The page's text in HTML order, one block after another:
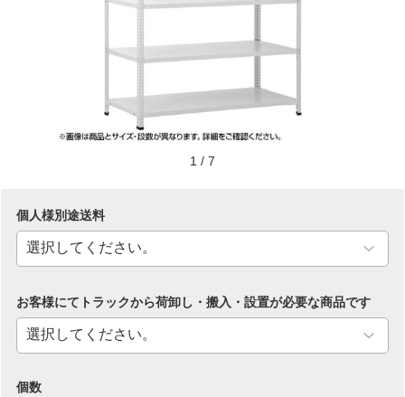
1 / 7
個人様別途送料
お客様にてトラックから荷卸し・搬入・設置が必要な商品です
個数